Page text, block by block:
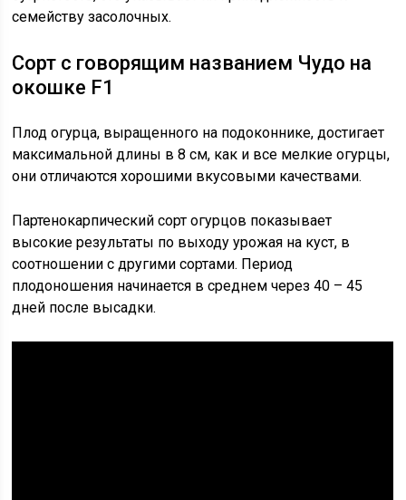
семейству засолочных.
Сорт с говорящим названием Чудо на
окошке F1
Плод огурца, выращенного на подоконнике, достигает
максимальной длины в 8 см, как и все мелкие огурцы,
они отличаются хорошими вкусовыми качествами.
Партенокарпический сорт огурцов показывает
высокие результаты по выходу урожая на куст, в
соотношении с другими сортами. Период
плодоношения начинается в среднем через 40 – 45
дней после высадки.